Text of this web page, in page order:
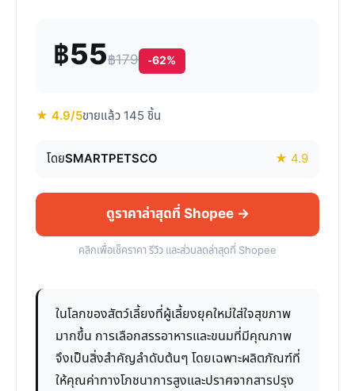
฿55฿179 -62%
★ 4.9/5ขายแล้ว 145 ชิ้น
โดยSMARTPETSCO ★ 4.9
ดูราคาล่าสุดที่ Shopee →
คลิกเพื่อเช็คราคา รีวิว และส่วนลดล่าสุดที่ Shopee
ในโลกของสัตว์เลี้ยงที่ผู้เลี้ยงยุคใหม่ใส่ใจสุขภาพ
มากขึ้น การเลือกสรรอาหารและขนมที่มีคุณภาพ
จึงเป็นสิ่งสำคัญลำดับต้นๆ โดยเฉพาะผลิตภัณฑ์ที่
ให้คุณค่าทางโภชนาการสูงและปราศจากสารปรุง